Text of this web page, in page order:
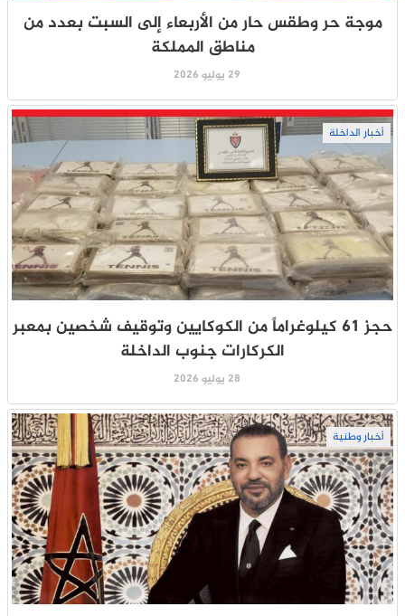
موجة حر وطقس حار من الأربعاء إلى السبت بعدد من
مناطق المملكة
29 يوليو 2026
أخبار الداخلة
حجز 61 كيلوغراماً من الكوكايين وتوقيف شخصين بمعبر
الكركارات جنوب الداخلة
28 يوليو 2026
أخبار وطنية